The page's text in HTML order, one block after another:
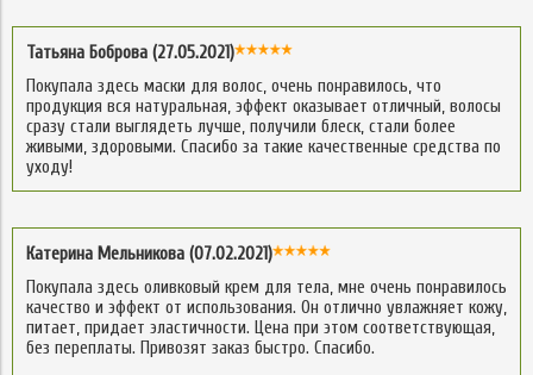
Татьяна Боброва (27.05.2021)
Покупала здесь маски для волос, очень понравилось, что
продукция вся натуральная, эффект оказывает отличный, волосы
сразу стали выглядеть лучше, получили блеск, стали более
живыми, здоровыми. Спасибо за такие качественные средства по
уходу!
Катерина Мельникова (07.02.2021)
Покупала здесь оливковый крем для тела, мне очень понравилось
качество и эффект от использования. Он отлично увлажняет кожу,
питает, придает эластичности. Цена при этом соответствующая,
без переплаты. Привозят заказ быстро. Спасибо.